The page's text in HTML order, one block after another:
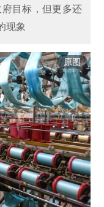
目标，但更多还
现象
原图